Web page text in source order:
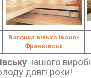
Вагонка вільха Івано-
Франківськ
нашого
довгі роки!